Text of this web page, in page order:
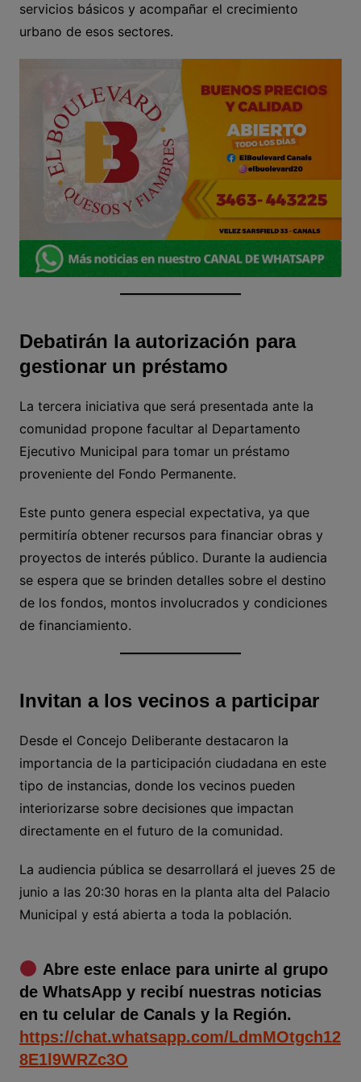
servicios básicos y acompañar el crecimiento
urbano de esos sectores.
Debatirán la autorización para
gestionar un préstamo
La tercera iniciativa que será presentada ante la
comunidad propone facultar al Departamento
Ejecutivo Municipal para tomar un préstamo
proveniente del Fondo Permanente.
Este punto genera especial expectativa, ya que
permitiría obtener recursos para financiar obras y
proyectos de interés público. Durante la audiencia
se espera que se brinden detalles sobre el destino
de los fondos, montos involucrados y condiciones
de financiamiento.
Invitan a los vecinos a participar
Desde el Concejo Deliberante destacaron la
importancia de la participación ciudadana en este
tipo de instancias, donde los vecinos pueden
interiorizarse sobre decisiones que impactan
directamente en el futuro de la comunidad.
La audiencia pública se desarrollará el jueves 25 de
junio a las 20:30 horas en la planta alta del Palacio
Municipal y está abierta a toda la población.
Abre este enlace para unirte al grupo
de WhatsApp y recibí nuestras noticias
en tu celular de Canals y la Región.
https://chat.whatsapp.com/LdmMOtgch12
8E1l9WRZc3O